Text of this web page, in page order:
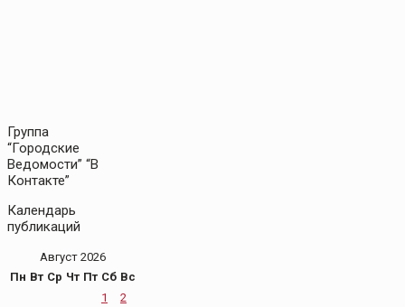
Группа
“Городские
Ведомости” “В
Контакте”
Календарь
публикаций
Август 2026
Пн Вт Ср Чт Пт Сб Вс
1
2